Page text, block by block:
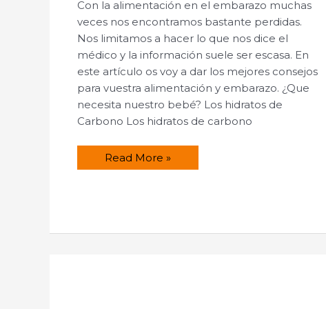
Con la alimentación en el embarazo muchas
veces nos encontramos bastante perdidas.
Nos limitamos a hacer lo que nos dice el
médico y la información suele ser escasa. En
este artículo os voy a dar los mejores consejos
para vuestra alimentación y embarazo. ¿Que
necesita nuestro bebé? Los hidratos de
Carbono Los hidratos de carbono
Alimentación
en
Read More »